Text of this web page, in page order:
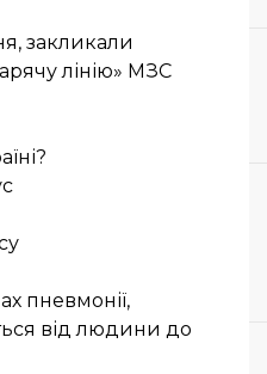
закликали
лінію» МЗС
пневмонії,
від людини до